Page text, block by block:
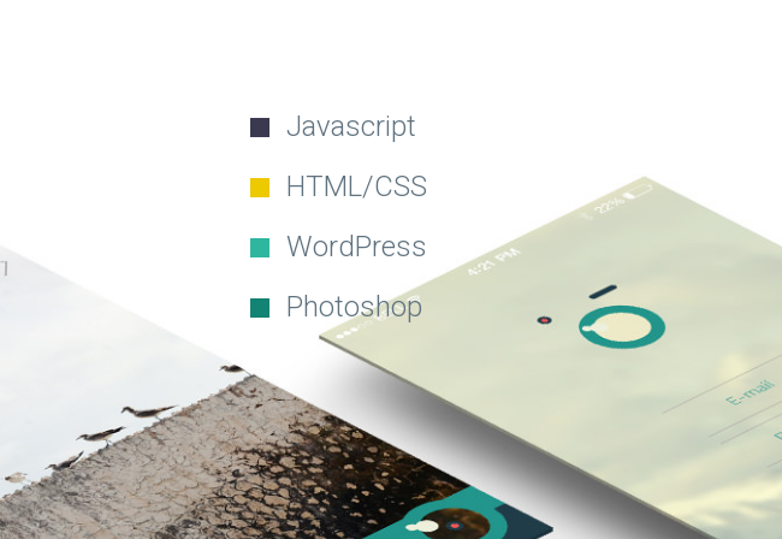
Javascript
HTML/CSS
WordPress
Photoshop